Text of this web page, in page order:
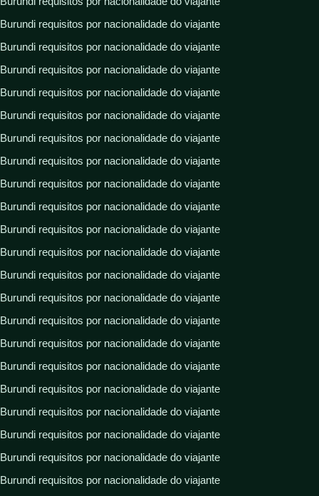
Burundi requisitos por nacionalidade do viajante
Burundi requisitos por nacionalidade do viajante
Burundi requisitos por nacionalidade do viajante
Burundi requisitos por nacionalidade do viajante
Burundi requisitos por nacionalidade do viajante
Burundi requisitos por nacionalidade do viajante
Burundi requisitos por nacionalidade do viajante
Burundi requisitos por nacionalidade do viajante
Burundi requisitos por nacionalidade do viajante
Burundi requisitos por nacionalidade do viajante
Burundi requisitos por nacionalidade do viajante
Burundi requisitos por nacionalidade do viajante
Burundi requisitos por nacionalidade do viajante
Burundi requisitos por nacionalidade do viajante
Burundi requisitos por nacionalidade do viajante
Burundi requisitos por nacionalidade do viajante
Burundi requisitos por nacionalidade do viajante
Burundi requisitos por nacionalidade do viajante
Burundi requisitos por nacionalidade do viajante
Burundi requisitos por nacionalidade do viajante
Burundi requisitos por nacionalidade do viajante